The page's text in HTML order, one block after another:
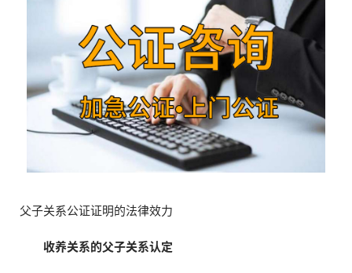
父子关系公证证明的法律效力
收养关系的父子关系认定